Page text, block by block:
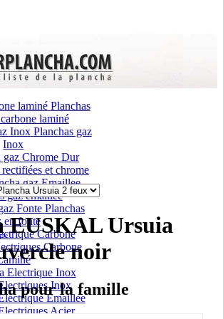
Planchas
laminé
Planchas gaz
Inox
et chrome
gaz émaillée
Planchas
en fonte
Carbone
Inox
Acier
EUSKAL Ursuia
noir
pour la famille